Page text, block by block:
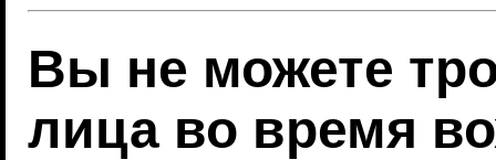
Вы не можете
лица во время